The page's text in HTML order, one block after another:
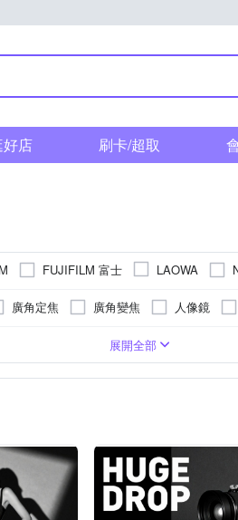
店 刷卡/超取
FUJIFILM 富士 LAOWA
SAMYANG Sirui Tamron
廣角定焦 廣角變焦 人像鏡
超望遠定焦
FUJIFILM 富士
12 16
展開全部